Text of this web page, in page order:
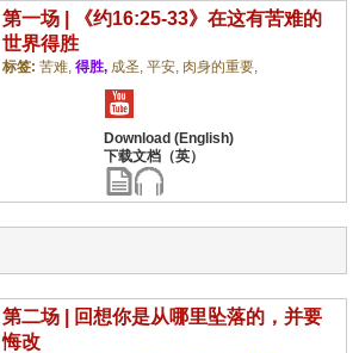
第一场 | 《约16:25-33》在这有苦难的
世界得胜
标签: 苦难, 得胜, 成圣, 平安, 肉身的重要,
第二场 | 回想你是从哪里坠落的，并要
悔改